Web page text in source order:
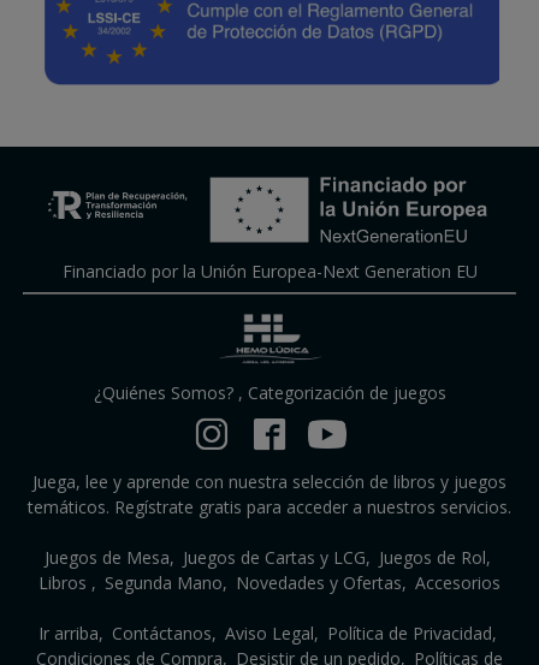
Financiado por la Unión Europea-Next Generation EU
¿Quiénes Somos?, Categorización de juegos
Juega, lee y aprende con nuestra selección de libros y juegos
temáticos. Regístrate gratis para acceder a nuestros servicios.
Juegos de Mesa Juegos de Cartas y LCG
Juegos de Rol
Libros
Segunda Mano Novedades y Ofertas Accesorios
Ir arriba Contáctanos Aviso Legal
Política de Privacidad
Condiciones de Compra
Desistir de un pedido Políticas de